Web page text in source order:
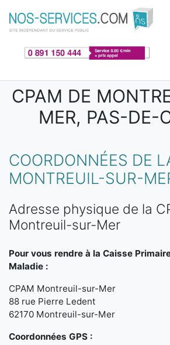
Aller au contenu principal
CPAM DE
MER, PAS-DE-
COORDONNÉES DE
MONTREUIL-SUR-
Adresse physique de la
Montreuil-sur-Mer
Pour vous rendre à la Caisse
Maladie :
CPAM Montreuil-sur-Mer
88 rue Pierre Ledent
62170 Montreuil-sur-Mer
Coordonnées GPS :